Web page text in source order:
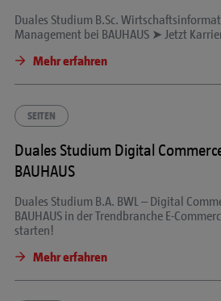
Duales Studium B.Sc.
Management bei BAUHAUS ➤ Jetzt
Mehr erfahren
SEITEN
Duales Studium Digital
BAUHAUS
Duales Studium B.A. BWL – Digital
BAUHAUS in der Trendbranche E-
starten!
Mehr erfahren